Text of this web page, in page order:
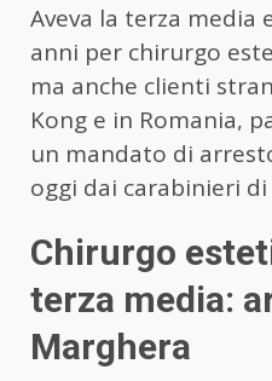
Aveva la terza media
anni per chirurgo
ma anche clienti
Kong e in Romania,
un mandato di
oggi dai carabinieri di
Chirurgo
terza media:
Marghera